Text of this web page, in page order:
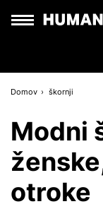
Domov škornji
Modni
otroke